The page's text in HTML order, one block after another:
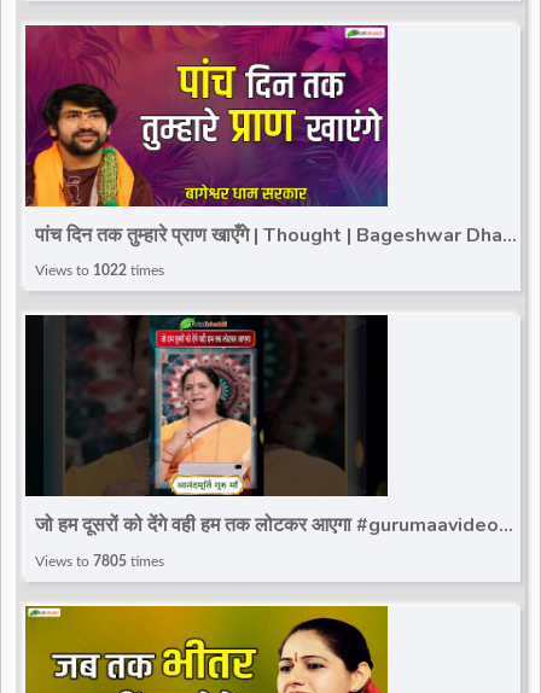
पांच दिन तक तुम्हारे प्राण खाएँगे | Thought | Bageshwar Dham
Sarkar | Gopal Ganj (Bihar)
Views to 1022 times
जो हम दूसरों को देंगे वही हम तक लोटकर आएगा #gurumaavideo
#ytshorts #reels #totalbhakti #viralshorts
Views to 7805 times